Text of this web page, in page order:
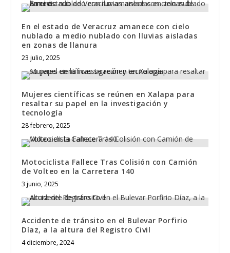
En el estado de Veracruz amanece con cielo
nublado a medio nublado con lluvias aisladas
en zonas de llanura
23 julio, 2025
Mujeres científicas se reúnen en Xalapa para
resaltar su papel en la investigación y
tecnología
28 febrero, 2025
Motociclista Fallece Tras Colisión con Camión
de Volteo en la Carretera 140
3 junio, 2025
Accidente de tránsito en el Bulevar Porfirio
Díaz, a la altura del Registro Civil
4 diciembre, 2024